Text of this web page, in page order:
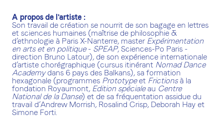
A propos de l'artiste :
Son travail de création se nourrit de son bagage en lettres
et sciences humaines (maîtrise de philosophie &
d’ethnologie à Paris X-Nanterre, master Expérimentation
en arts et en politique- SPEAP, Sciences-Po Paris -
direction Bruno Latour), de son expérience internationale
d’artiste chorégraphique (cursus itinérant Nomad Dance
Academydans 6 pays des Balkans), sa formation
hexagonale (programmes Prototypeet Frictionsà la
fondation Royaumont, Edition spécialeau Centre
National de la Danse) et de sa fréquentation assidue du
travail d’Andrew Morrish, Rosalind Crisp, Deborah Hay et
Simone Forti.